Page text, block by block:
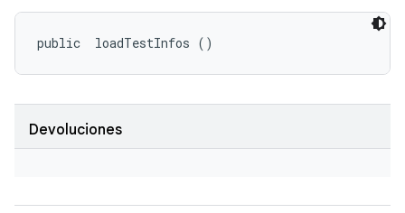
public loadTestInfos ()
Devoluciones